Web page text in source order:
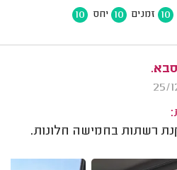
10 זמנים 10 יחס 10
רשתות בחמישה חלונות.